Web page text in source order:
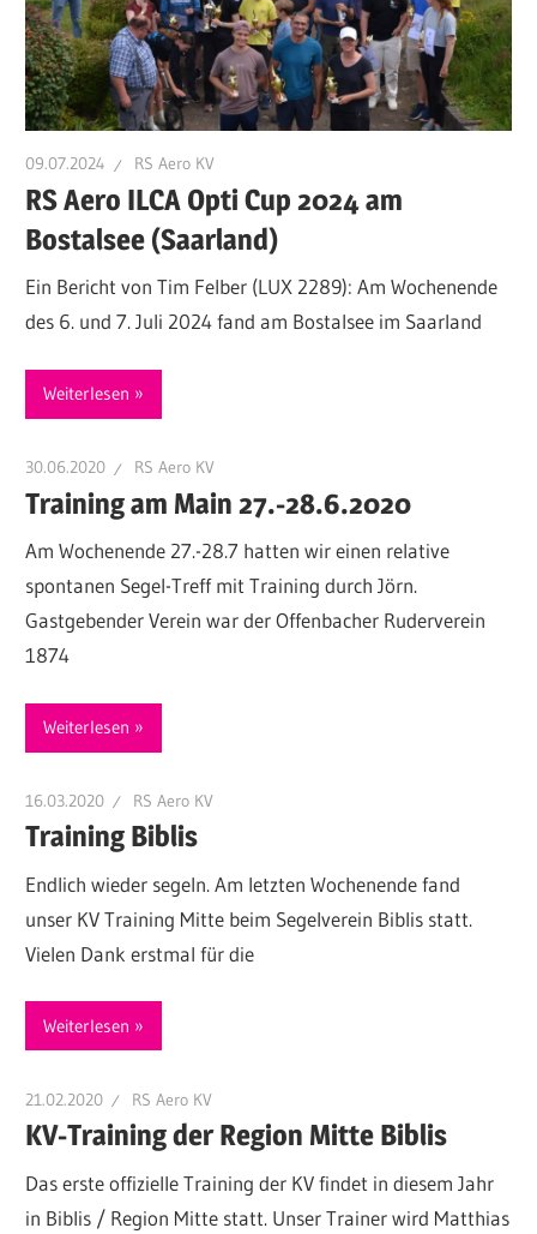
09.07.2024 RS Aero KV
RS Aero ILCA Opti Cup 2024 am
Bostalsee (Saarland)
Ein Bericht von Tim Felber (LUX 2289): Am Wochenende
des 6. und 7. Juli 2024 fand am Bostalsee im Saarland
Weiterlesen
30.06.2020 RS Aero KV
Training am Main 27.-28.6.2020
Am Wochenende 27.-28.7 hatten wir einen relative
spontanen Segel-Treff mit Training durch Jörn.
Gastgebender Verein war der Offenbacher Ruderverein
1874
Weiterlesen
16.03.2020 RS Aero KV
Training Biblis
Endlich wieder segeln. Am letzten Wochenende fand
unser KV Training Mitte beim Segelverein Biblis statt.
Vielen Dank erstmal für die
Weiterlesen
21.02.2020 RS Aero KV
KV-Training der Region Mitte Biblis
Das erste offizielle Training der KV findet in diesem Jahr
in Biblis / Region Mitte statt. Unser Trainer wird Matthias